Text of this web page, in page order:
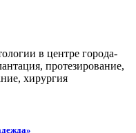
в центре города-
протезирование,
хирургия